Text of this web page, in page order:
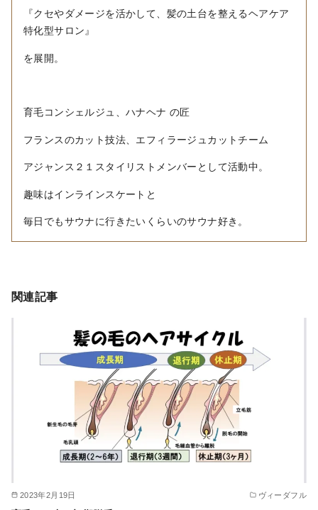
『クセやダメージを活かして、髪の土台を整えるヘアケア
特化型サロン』
を展開。
育毛コンシェルジュ、ハナヘナ の匠
フランスのカット技法、エフィラージュカットチーム
アジャンス２１スタイリストメンバーとして活動中。
趣味はインラインスケートと
毎日でもサウナに行きたいくらいのサウナ好き。
関連記事
2023年2月19日 ヴィーダフル